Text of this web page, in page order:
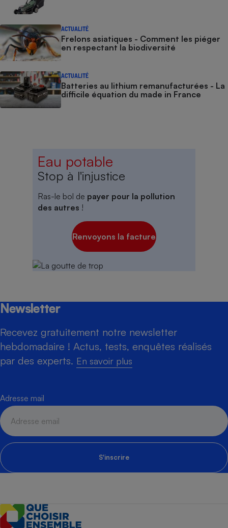
ACTUALITÉ
Frelons asiatiques - Comment les piéger
en respectant la biodiversité
ACTUALITÉ
Batteries au lithium remanufacturées - La
difficile équation du made in France
Eau potable
Stop à l'injustice
Ras-le bol de payer pour la pollution
des autres !
Renvoyons la facture
Newsletter
Recevez gratuitement notre newsletter
hebdomadaire ! Actus, tests, enquêtes réalisés
par des experts. En savoir plus
Adresse mail
S'inscrire